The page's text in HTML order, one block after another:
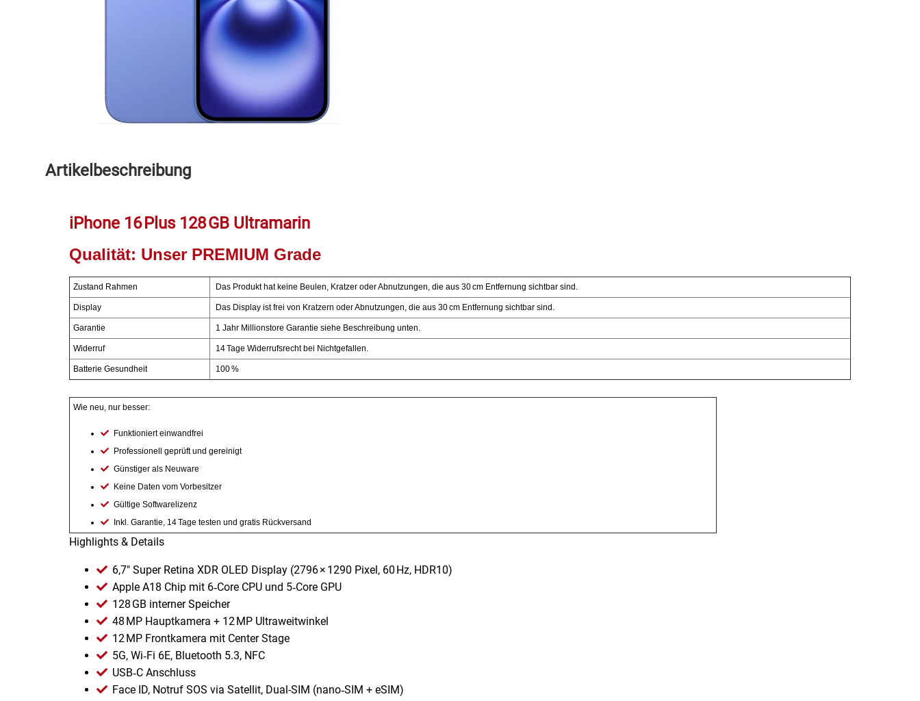
Dekoration
Elektrogeräte
Feinkost-/Fischkonserve
Fertiggerichte trocken
Frühstück / süße Aufstriche
Gemüsekonserven
Geschirrreiniger
Artikelbeschreibung
iPhone 16 Plus 128 GB Ultramarin
Qualität: Unser PREMIUM Grade
Zustand Rahmen Das Produkt hat keine Beulen, Kratzer oder Abnutzungen, die aus 30 cm Entfernung sichtbar sind.
Display Das Display ist frei von Kratzern oder Abnutzungen, die aus 30 cm Entfernung sichtbar sind.
Garantie 1 Jahr Millionstore Garantie siehe Beschreibung unten.
Widerruf 14 Tage Widerrufsrecht bei Nichtgefallen.
Batterie Gesundheit 100 %
Wie neu, nur besser:
Funktioniert einwandfrei
Professionell geprüft und gereinigt
Günstiger als Neuware
Keine Daten vom Vorbesitzer
Gültige Softwarelizenz
Inkl. Garantie, 14 Tage testen und gratis Rückversand
Highlights & Details
6,7" Super Retina XDR OLED Display (2796 × 1290 Pixel, 60 Hz, HDR10)
Apple A18 Chip mit 6‑Core CPU und 5‑Core GPU
128 GB interner Speicher
48 MP Hauptkamera + 12 MP Ultraweitwinkel
12 MP Frontkamera mit Center Stage
5G, Wi‑Fi 6E, Bluetooth 5.3, NFC
USB‑C Anschluss
Face ID, Notruf SOS via Satellit, Dual-SIM (nano‑SIM + eSIM)